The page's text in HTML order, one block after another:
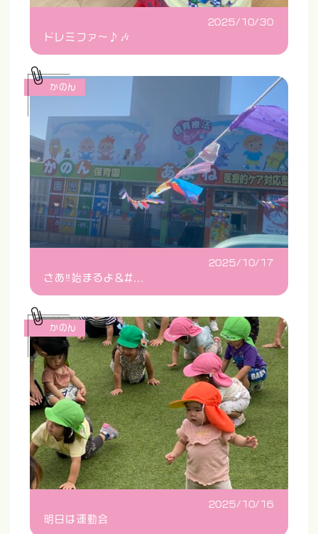
2025/10/30
ドレミファ〜♪🎶
2025/10/17
さあ‼️始まるよ&#...
かのん
2025/10/16
明日は運動会
かのん